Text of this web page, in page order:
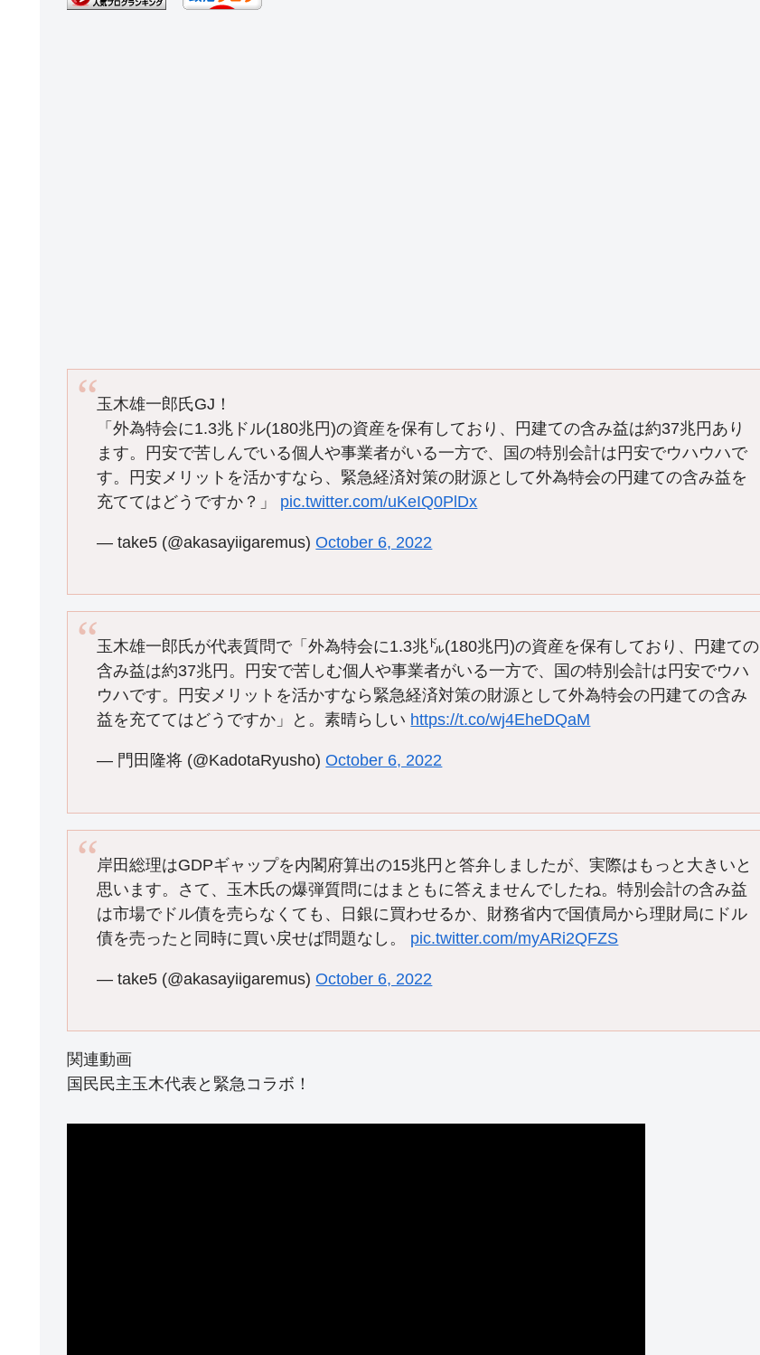
b
d
y
玉木雄一郎氏GJ！
「外為特会に1.3兆ドル(180兆円)の資産を保有しており、円建ての含み益は約37兆円あり
ます。円安で苦しんでいる個人や事業者がいる一方で、国の特別会計は円安でウハウハで
す。円安メリットを活かすなら、緊急経済対策の財源として外為特会の円建ての含み益を
充ててはどうですか？」 pic.twitter.com/uKeIQ0PlDx
— take5 (@akasayiigaremus)October 6, 2022
玉木雄一郎氏が代表質問で「外為特会に1.3兆㌦(180兆円)の資産を保有しており、円建ての
含み益は約37兆円。円安で苦しむ個人や事業者がいる一方で、国の特別会計は円安でウハ
ウハです。円安メリットを活かすなら緊急経済対策の財源として外為特会の円建ての含み
益を充ててはどうですか」と。素晴らしい https://t.co/wj4EheDQaM
— 門田隆将 (@KadotaRyusho)October 6, 2022
岸田総理はGDPギャップを内閣府算出の15兆円と答弁しましたが、実際はもっと大きいと
思います。さて、玉木氏の爆弾質問にはまともに答えませんでしたね。特別会計の含み益
は市場でドル債を売らなくても、日銀に買わせるか、財務省内で国債局から理財局にドル
債を売ったと同時に買い戻せば問題なし。 pic.twitter.com/myARi2QFZS
— take5 (@akasayiigaremus)October 6, 2022
関連動画
国民民主玉木代表と緊急コラボ！